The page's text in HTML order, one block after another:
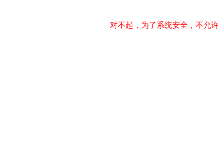
对不起，为了系统安全，不允